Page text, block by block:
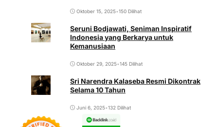
Oktober 15, 2025•150 Dilihat
Seruni Bodjawati, Seniman Inspiratif
Indonesia yang Berkarya untuk
Kemanusiaan
Oktober 29, 2025•145 Dilihat
Sri Narendra Kalaseba Resmi Dikontrak
Selama 10 Tahun
Juni 6, 2025•132 Dilihat